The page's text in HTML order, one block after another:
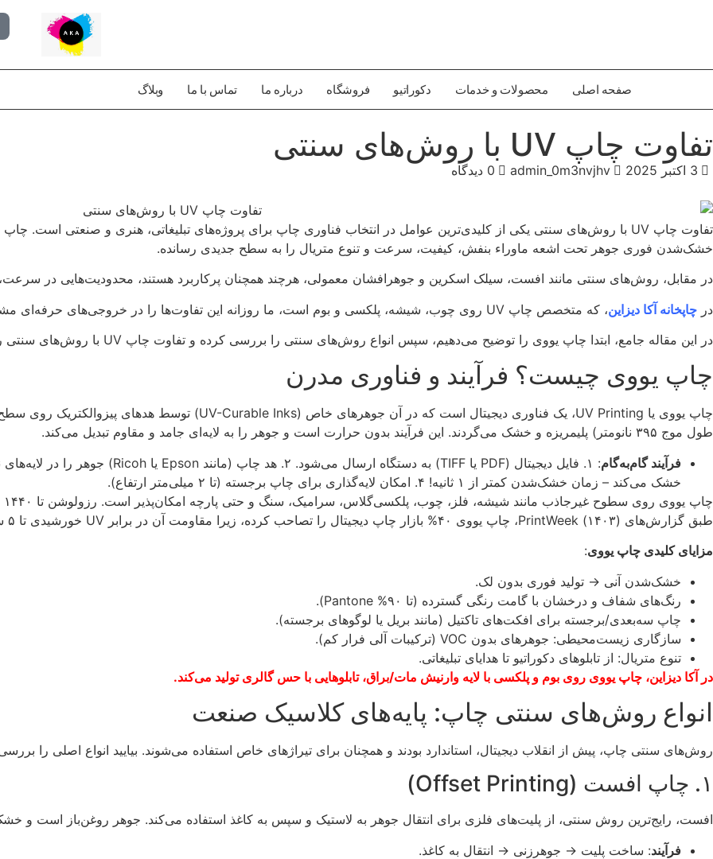
صفحه اصلی محصولات و خدمات دکوراتیو فروشگاه درباره ما تماس با ما وبلاگ
تفاوت چاپ UV با روش‌های سنتی
3 اکتبر 2025 admin_0m3nvjhv 0 دیدگاه
خشک‌شدن فوری جوهر تحت اشعه ماوراء بنفش، کیفیت، سرعت و تنوع متریال را به سطح جدیدی رسانده.
در مقابل، روش‌های سنتی مانند افست، سیلک اسکرین و جوهرافشان معمولی، هرچند همچنان پرکاربرد هستند، محدودیت‌هایی در
در چاپخانه آکا دیزاین، که متخصص چاپ UV روی چوب، شیشه، پلکسی و بوم است، ما روزانه این تفاوت‌ها را در خروجی‌های حرفه‌ای مشاهده می‌کنیم.
در این مقاله جامع، ابتدا چاپ یووی را توضیح می‌دهیم، سپس انواع روش‌های سنتی را بررسی کرده و تفاوت چاپ UV با روش‌های سنتی را با جزئیات، جدول مقایسه و مثال‌های عملی تحلیل می‌کنیم.
چاپ یووی چیست؟ فرآیند و فناوری مدرن
طول موج ۳۹۵ نانومتر) پلیمریزه و خشک می‌گردند. این فرآیند بدون حرارت است و جوهر را به لایه‌ای جامد و مقاوم تبدیل می‌کند.
فرآیند گام‌به‌گام
خشک می‌کند – زمان خشک‌شدن کمتر از ۱ ثانیه! ۴. امکان لایه‌گذاری برای چاپ برجسته (تا ۲ میلی‌متر ارتفاع).
طبق گزارش‌های PrintWeek (۱۴۰۳)، چاپ یووی ۴۰% بازار چاپ دیجیتال را تصاحب کرده، زیرا مقاومت آن در برابر UV خورشیدی تا ۵ سال (بدون محو شدن) است.
مزایای کلیدی چاپ یووی:
خشک‌شدن آنی → تولید فوری بدون لک.
رنگ‌های شفاف و درخشان با گامت رنگی گسترده (تا ۹۰% Pantone).
چاپ سه‌بعدی/برجسته برای افکت‌های تاکتیل (مانند بریل یا لوگوهای برجسته).
سازگاری زیست‌محیطی: جوهرهای بدون VOC (ترکیبات آلی فرار کم).
تنوع متریال: از تابلوهای دکوراتیو تا هدایای تبلیغاتی.
در آکا دیزاین، چاپ یووی روی بوم و پلکسی با لایه وارنیش مات/براق، تابلوهایی با حس گالری تولید می‌کند.
انواع روش‌های سنتی چاپ: پایه‌های کلاسیک صنعت
روش‌های سنتی چاپ، پیش از انقلاب دیجیتال، استاندارد بودند و همچنان برای تیراژهای خاص استفاده می‌شوند. بیایید انواع اصلی را
۱. چاپ افست (Offset Printing)
افست، رایج‌ترین روش سنتی، از پلیت‌های فلزی برای انتقال جوهر به لاستیک و سپس به کاغذ استفاده می‌کند. جوهر روغن‌باز است و
فرآیند: ساخت پلیت → جوهرزنی → انتقال به کاغذ.